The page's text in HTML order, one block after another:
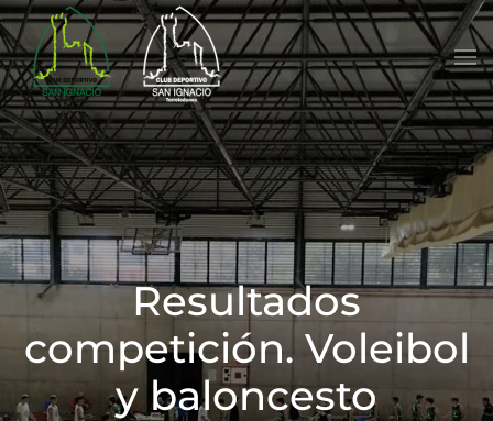
Skip to main content
Resultados
competición. Voleibol
y baloncesto